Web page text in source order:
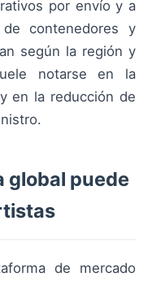
por envío y a
contenedores y
según la región y
notarse en la
en la reducción de
global puede
de mercado